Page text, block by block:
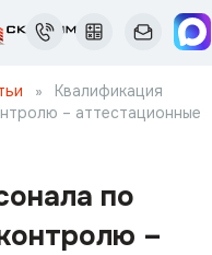
»
Квалификация
– аттестационные
по
–